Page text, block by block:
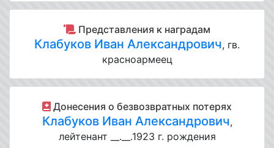
Представления к наградам
Клабуков Иван Александрович, гв.
красноармеец
Донесения о безвозвратных потерях
Клабуков Иван Александрович,
лейтенант __.__.1923 г. рождения